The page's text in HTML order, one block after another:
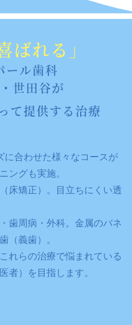
ばれる」
ール歯科
世田谷が
て提供する治療
に合わせた様々なコースが
ングも実施。
床矯正）。目立ちにくい透
歯周病・外科。金属のバネ
（義歯）。
れらの治療で悩まれている
者）を目指します。